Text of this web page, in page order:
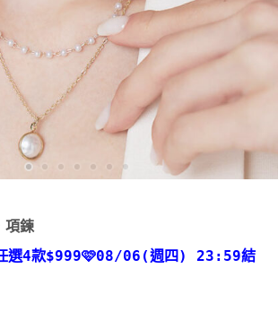
項鍊
選4款$999🩷08/06(週四) 23:59結